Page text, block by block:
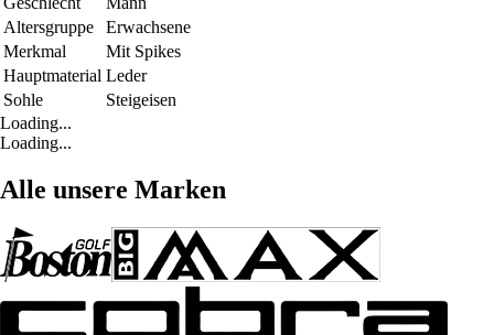
Altersgruppe
Erwachsene
Merkmal
Mit Spikes
Hauptmaterial Leder
Sohle
Steigeisen
Loading...
Loading...
Alle unsere Marken